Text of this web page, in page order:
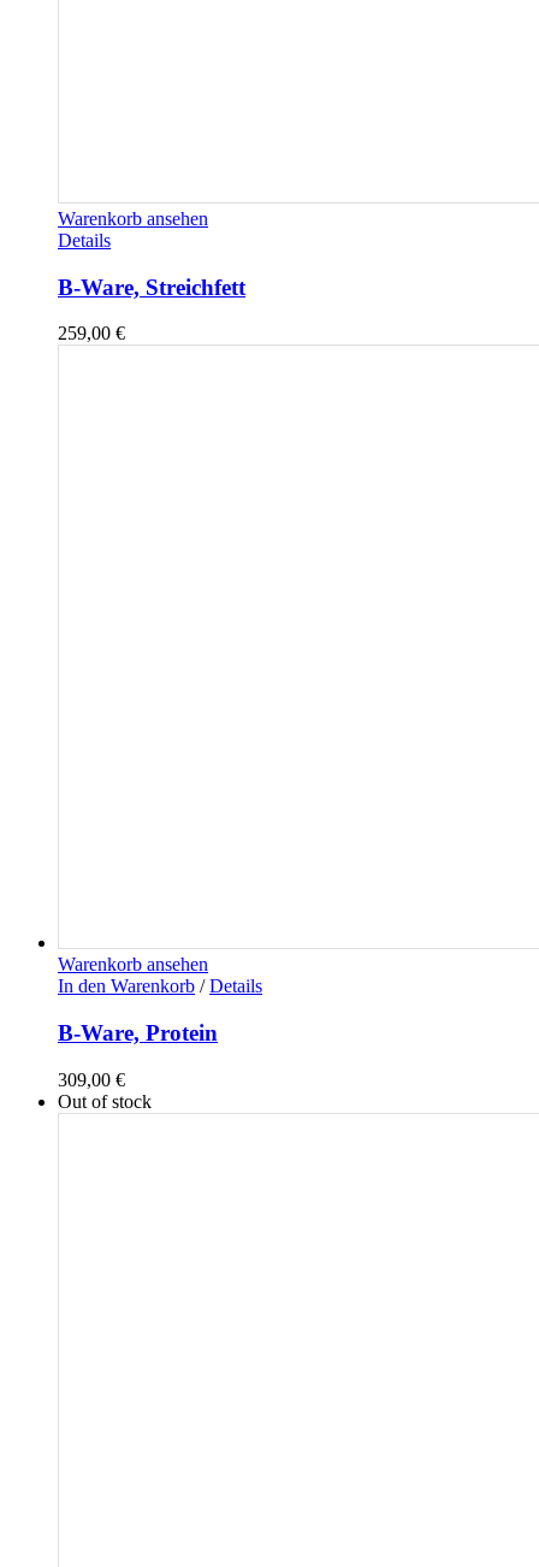
Warenkorb ansehen
Details
B-Ware, Streichfett
259,00 €
Warenkorb ansehen
In den Warenkorb / Details
B-Ware, Protein
309,00 €
Out of stock